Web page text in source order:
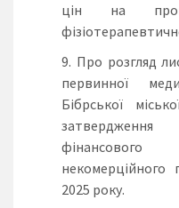
цін на
Про розгляд
первинної
Бібрської
некомерційного
2025 року.